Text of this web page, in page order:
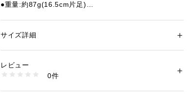
●重量:約87g(16.5cm片足)
●IFME×早稲田大学スポーツ科学学術院鳥居研究室 産学
促進するオリジナルインソール
性別：キッズ・ベビー
商品番号：
10909114801 （ショップ）
サイズ詳細
レビュー
0件